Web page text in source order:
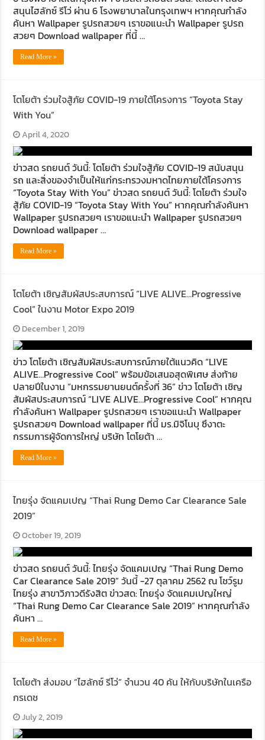
สนุนไฮลักซ์ รีโว่ ผ่าน 6 โรงพยาบาลในกรุงเทพฯ หากคุณกำลัง
ค้นหา Wallpaper รูปรถสวยๆ เราขอแนะนำ Wallpaper รูปรถ
สวยๆ Download wallpaper ที่นี้ …
Read More »
โตโยต้า ร่วมใจสู้ภัย COVID-19 ภายใต้โครงการ “Toyota Stay
With You”
April 4, 2020
ข่าวสด รถยนต์ วันนี้: โตโยต้า ร่วมใจสู้ภัย COVID-19 สนับสนุน
รถ และสิ่งของจำเป็นให้แก่กระทรวงมหาดไทยภายใต้โครงการ
“Toyota Stay With You” ข่าวสด รถยนต์ วันนี้: โตโยต้า ร่วมใจ
สู้ภัย COVID-19 “Toyota Stay With You” หากคุณกำลังค้นหา
Wallpaper รูปรถสวยๆ เราขอแนะนำ Wallpaper รูปรถสวยๆ
Download wallpaper …
Read More »
โตโยต้า เชิญสัมผัสประสบการณ์ “LIVE ALIVE…Progressive
Cool” ในงาน Motor Expo 2019
December 1, 2019
ข่าว โตโยต้า เชิญสัมผัสประสบการณ์ภายใต้แนวคิด “LIVE
ALIVE…Progressive Cool” พร้อมข้อเสนอสุดพิเศษ ส่งท้าย
ปลายปีในงาน “มหกรรมยานยนต์ครั้งที่ 36” ข่าว โตโยต้า เชิญ
สัมผัสประสบการณ์ “LIVE ALIVE…Progressive Cool” หากคุณ
กำลังค้นหา Wallpaper รูปรถสวยๆ เราขอแนะนำ Wallpaper
รูปรถสวยๆ Download wallpaper ที่นี้ มร.มิจิโนบุ ซึงาตะ
กรรมการผู้จัดการใหญ่ บริษัท โตโยต้า …
Read More »
ไทยรุ่ง จัดแคมเปญ “Thai Rung Demo Car Clearance Sale
2019”
October 19, 2019
ข่าวสด รถยนต์ วันนี้: ไทยรุ่ง จัดแคมเปญ “Thai Rung Demo
Car Clearance Sale 2019” วันนี้ -27 ตุลาคม 2562 ณ โชว์รูม
ไทยรุ่ง สาขาวิภาวดีรังสิต ข่าวสด: ไทยรุ่ง จัดแคมเปญใหญ่
“Thai Rung Demo Car Clearance Sale 2019” หากคุณกำลัง
ค้นหา …
Read More »
โตโยต้า ส่งมอบ “ไฮลักซ์ รีโว่” จำนวน 40 คัน ให้กับบริษัทในเครือ
กรเดช
July 2, 2019